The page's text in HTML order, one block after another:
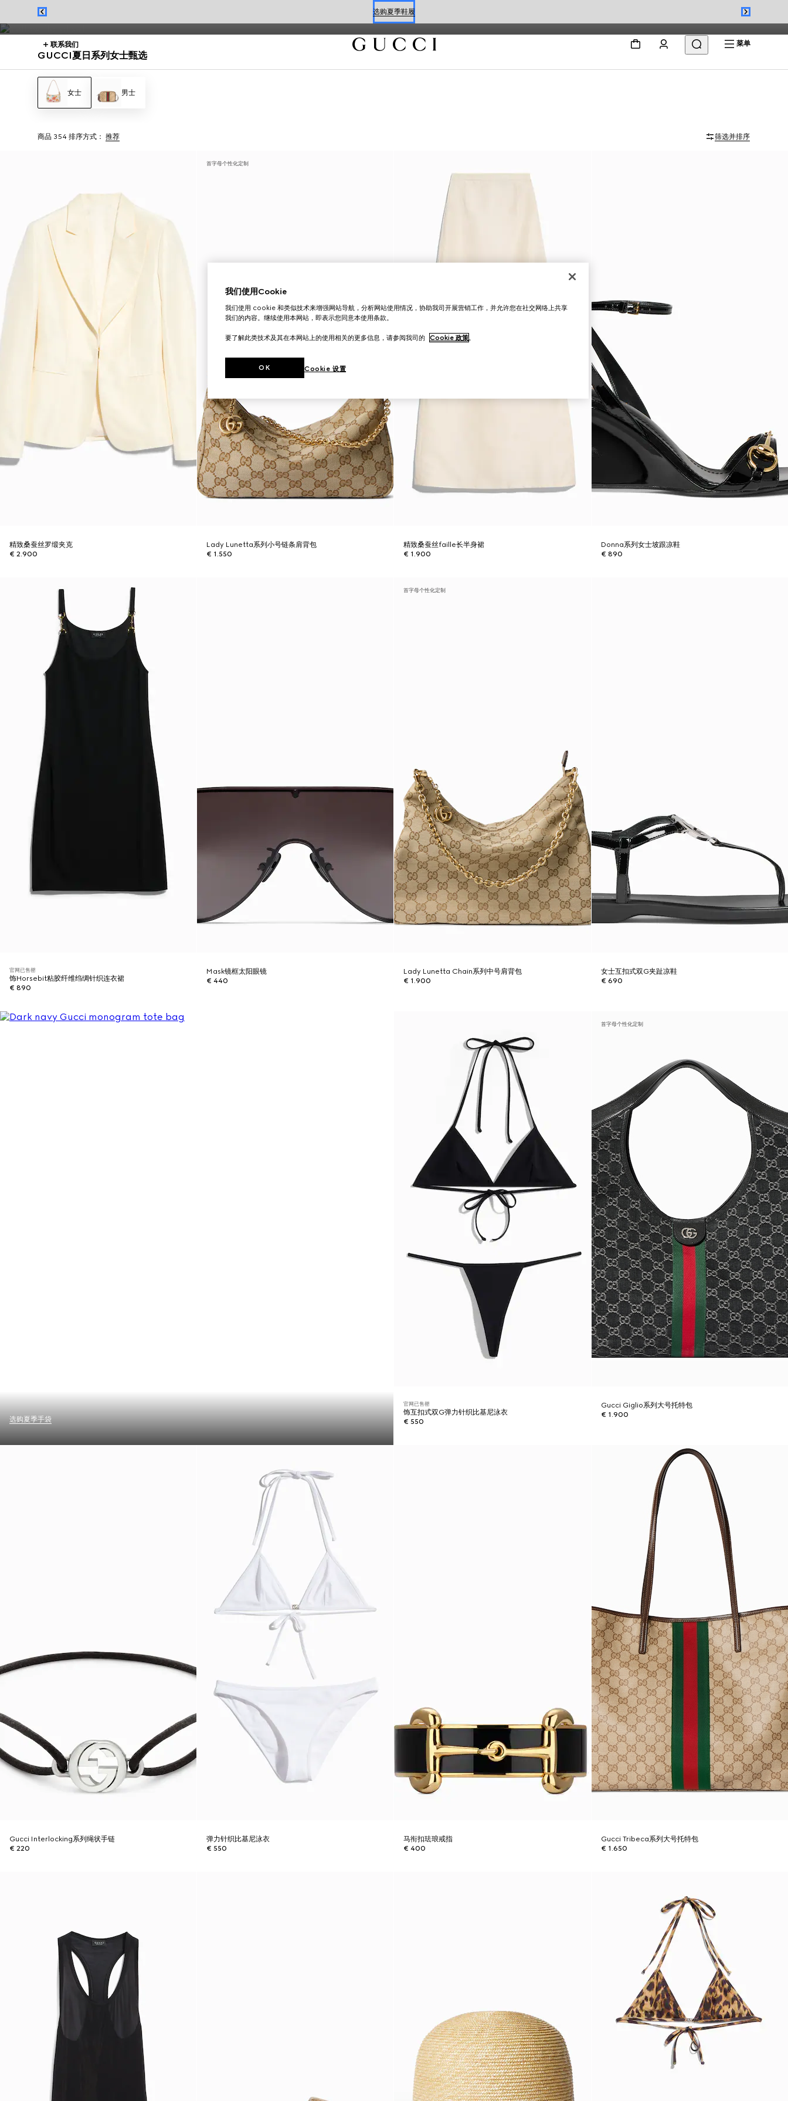
选购夏季鞋履
预约
联系我们 菜单
从Jackie 1961系列到Gucci Giglio系列的夏季连衣裙与手袋，呈现Flora花卉印花之美，契合当季风格。
GUCCI夏日系列女士甄选
女士 男士
商品 354 排序方式： 推荐 筛选并排序
精致桑蚕丝罗缎夹克
€ 2.900
首字母个性化定制
Lady Lunetta系列小号链条肩背包
€ 1.550
精致桑蚕丝faille长半身裙
€ 1.900
Donna系列女士坡跟凉鞋
€ 890
官网已售罄
饰Horsebit粘胶纤维绉绸针织连衣裙
€ 890
Mask镜框太阳眼镜
€ 440
首字母个性化定制
Lady Lunetta Chain系列中号肩背包
€ 1.900
女士互扣式双G夹趾凉鞋
€ 690
选购夏季手袋
官网已售罄
饰互扣式双G弹力针织比基尼泳衣
€ 550
首字母个性化定制
Gucci Giglio系列大号托特包
€ 1.900
Gucci Interlocking系列绳状手链
€ 220
弹力针织比基尼泳衣
€ 550
马衔扣珐琅戒指
€ 400
Gucci Tribeca系列大号托特包
€ 1.650
我们使用Cookie
我们使用 cookie 和类似技术来增强网站导航，分析网站使用情况，协助我司开展营销工作，并允许您在社交网络上共享
我们的内容。继续使用本网站，即表示您同意本使用条款。
要了解此类技术及其在本网站上的使用相关的更多信息，请参阅我司的 Cookie 政策。
Cookie 设置
OK